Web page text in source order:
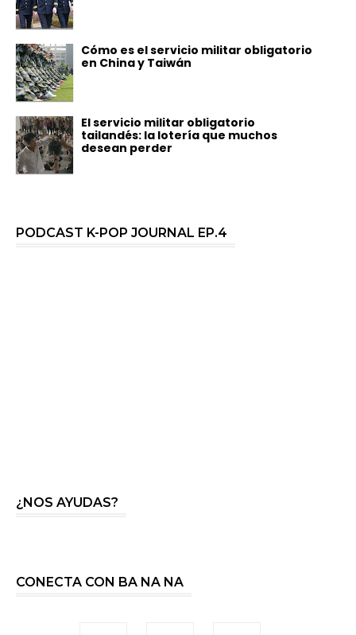
Cómo es el servicio militar obligatorio
en China y Taiwán
El servicio militar obligatorio
tailandés: la lotería que muchos
desean perder
PODCAST K-POP JOURNAL EP.4
¿NOS AYUDAS?
CONECTA CON BA NA NA